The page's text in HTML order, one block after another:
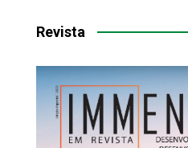
Revista